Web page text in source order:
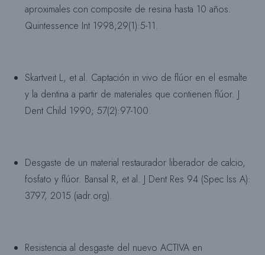
aproximales con composite de resina hasta 10 años.
Quintessence Int 1998;29(1):5-11.
Skartveit L, et al. Captación in vivo de flúor en el esmalte
y la dentina a partir de materiales que contienen flúor. J
Dent Child 1990; 57(2):97-100.
Desgaste de un material restaurador liberador de calcio,
fosfato y flúor. Bansal R, et al. J Dent Res 94 (Spec Iss A):
3797, 2015 (iadr.org).
Resistencia al desgaste del nuevo ACTIVA en